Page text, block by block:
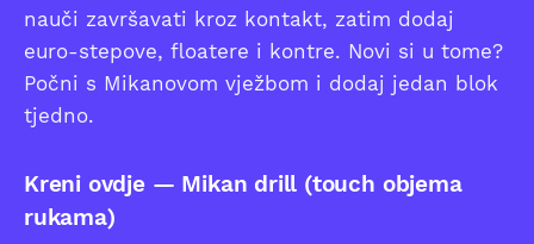
nauči završavati kroz kontakt, zatim dodaj
euro-stepove, floatere i kontre. Novi si u tome?
Počni s Mikanovom vježbom i dodaj jedan blok
tjedno.
Kreni ovdje — Mikan drill (touch objema
rukama)